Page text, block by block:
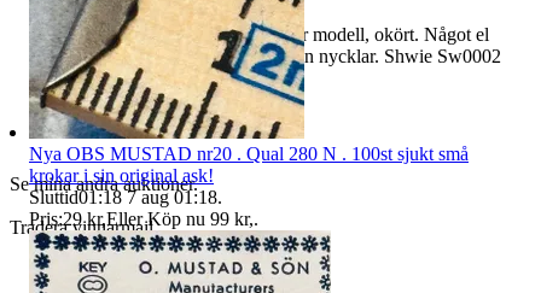
Avhämtning Torslanda.
Har även en ny elmoped Scooter modell, okört. Något el
batterifel bröten tändningslås utan nycklar. Shwie Sw0002
reg.nr. BSB502 årsmodell 2008.
Även hjälmar skor och kläder.
Se mina andra auktioner.
Tradera vinnarmail.
Nya OBS MUSTAD nr20 . Qual 280 N . 100st sjukt små
krokar i sin original ask!
Sluttid01:18 7 aug 01:18.
Pris:29 kr,Eller Köp nu 99 kr,.